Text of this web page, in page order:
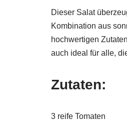
Dieser Salat
Kombination aus
hochwertigen
auch ideal für alle,
Zutaten:
3 reife Tomaten